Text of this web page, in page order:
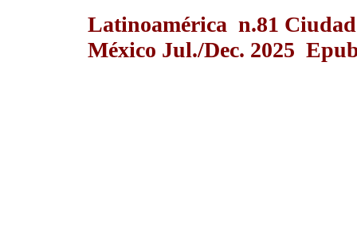
Latinoamérica n.81
México Jul./Dec. 2025